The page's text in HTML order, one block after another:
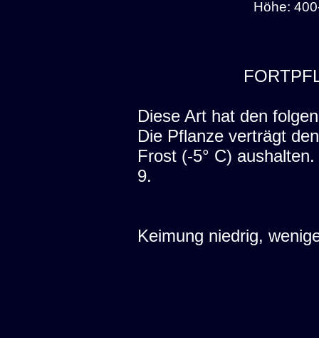
Höhe:
Diese Art hat den
Die Pflanze verträgt
Frost (-5° C)
9.
Keimung niedrig,